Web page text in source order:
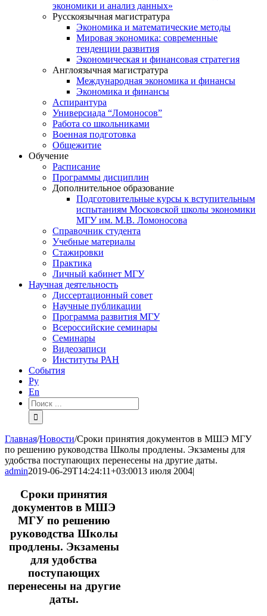
экономики и анализ данных»
Русскоязычная магистратура
Экономика и математические методы
Мировая экономика: современные
тенденции развития
Экономическая и финансовая стратегия
Англоязычная магистратура
Международная экономика и финансы
Экономика и финансы
Аспирантура
Универсиада “Ломоносов”
Работа со школьниками
Военная подготовка
Общежитие
Обучение
Расписание
Программы дисциплин
Дополнительное образование
Подготовительные курсы к вступительным
испытаниям Московской школы экономики
МГУ им. М.В. Ломоносова
Справочник студента
Учебные материалы
Стажировки
Практика
Личный кабинет МГУ
Научная деятельность
Диссертационный совет
Научные публикации
Программа развития МГУ
Всероссийские семинары
Семинары
Видеозаписи
Институты РАН
События
Ру
En
Результат
поиска:
Главная/Новости/Сроки принятия документов в МШЭ МГУ
по решению руководства Школы продлены. Экзамены для
удобства поступающих перенесены на другие даты.
admin2019-06-29T14:24:11+03:0013 июля 2004|
Сроки принятия
документов в МШЭ
МГУ по решению
руководства Школы
продлены. Экзамены
для удобства
поступающих
перенесены на другие
даты.